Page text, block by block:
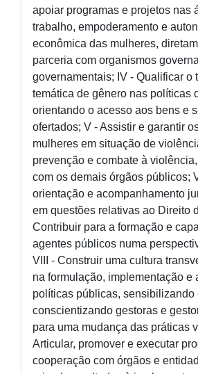
apoiar programas e projetos nas
trabalho, empoderamento e
econômica das mulheres,
parceria com organismos
governamentais; IV - Qualificar o
temática de gênero nas políticas
orientando o acesso aos bens e
ofertados; V - Assistir e garantir
mulheres em situação de
prevenção e combate à
com os demais órgãos públicos;
orientação e acompanhamento
em questões relativas ao Direito
Contribuir para a formação e
agentes públicos numa
VIII - Construir uma cultura
na formulação, implementação e
políticas públicas, sensibilizando
conscientizando gestoras e
para uma mudança das práticas
Articular, promover e executar
cooperação com órgãos e